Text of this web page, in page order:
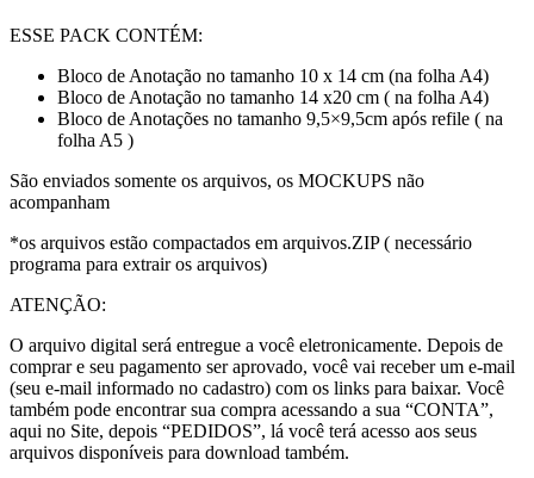
ESSE PACK CONTÉM:
Bloco de Anotação no tamanho 10 x 14 cm (na folha A4)
Bloco de Anotação no tamanho 14 x20 cm ( na folha A4)
Bloco de Anotações no tamanho 9,5×9,5cm após refile ( na
folha A5 )
São enviados somente os arquivos, os MOCKUPS não
acompanham
*os arquivos estão compactados em arquivos.ZIP ( necessário
programa para extrair os arquivos)
ATENÇÃO:
O arquivo digital será entregue a você eletronicamente. Depois de
comprar e seu pagamento ser aprovado, você vai receber um e-mail
(seu e-mail informado no cadastro) com os links para baixar. Você
também pode encontrar sua compra acessando a sua “CONTA”,
aqui no Site, depois “PEDIDOS”, lá você terá acesso aos seus
arquivos disponíveis para download também.